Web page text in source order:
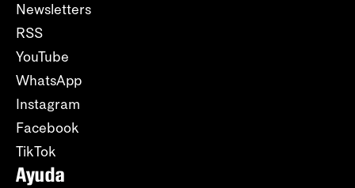
Newsletters
RSS
YouTube
WhatsApp
Instagram
Facebook
TikTok
Ayuda